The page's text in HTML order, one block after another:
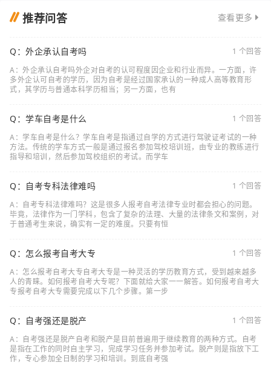
推荐问答 查看更多
Q：外企承认自考吗
1 个回答
A：外企承认自考吗外企对自考的认可程度因企业和行业而异。一方面，许
多外企认可自考的学历，因为自考是经过国家承认的一种成人高等教育形
式，其学历与普通本科学历相当；另一方面，也有
Q：学车自考是什么
1 个回答
A：学车自考是什么？学车自考是指通过自学的方式进行驾驶证考试的一种
方法。传统的学车方式一般是通过报名参加驾校培训班，由专业的教练进行
指导和培训，然后参加驾校组织的考试。而学车
Q：自考专科法律难吗
1 个回答
A：自考专科法律难吗？这是很多人报考自考法律专业时都会担心的问题。
毕竟，法律作为一门学科，包含了复杂的法理、大量的法律条文和案例，对
于普通考生来说，确实有一定的难度。只要有恒
Q：怎么报考自考大专
1 个回答
A：怎么报考自考大专自考大专是一种灵活的学历教育方式，受到越来越多
人的青睐。如何报考自考大专呢？下面就给大家一一解答。如何报考自考大
专报考自考大专需要完成以下几个步骤。第一步
Q：自考强还是脱产
1 个回答
A：自考强还是脱产自考和脱产是目前普遍用于继续教育的两种方式。自考
是指在工作的同时自主学习，完成学习任务并参加考试。脱产则是指放下工
作，专心参加全日制的学习和培训。到底自考强